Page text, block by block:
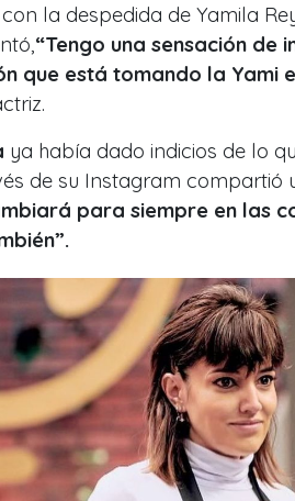
la despedida de Yamila
“Tengo una sensación de
que está tomando la Yami
ya había dado indicios de lo
de su Instagram compartió
para siempre en las